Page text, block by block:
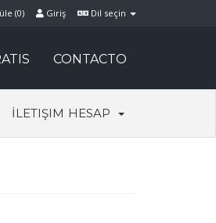
Dil seçin
Giriş
(0)
CONTACTO
İLETIŞIM HESAP